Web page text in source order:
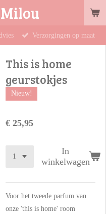
Verzorgingen op maat
This is home
geurstokjes
Nieuw!
€ 25,95
In
winkelwagen
Voor het tweede parfum van
onze 'this is home' room